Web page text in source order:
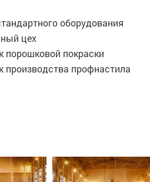
оборудования
цех
порошковой покраски
производства профнастила